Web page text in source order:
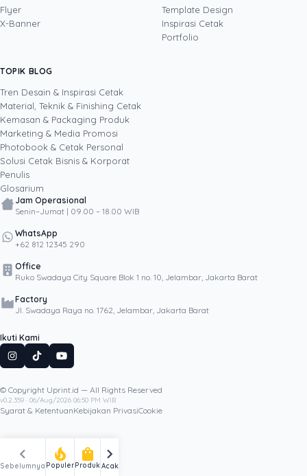
marketing, serta pemrograman dan AI. Ia
memahami bisnis cetak langsung dari lantai
produksi sampai baris kode, dari menghitung
sampai kemasan produk, selalu dengan
kacamata data dan dampak bisnis nyata.
Popular
Artikel Lainnya
Flyer
X-Banner
Template Design
Inspirasi Cetak
Portfolio
TOPIK BLOG
Tren Desain & Inspirasi Cetak
Material, Teknik & Finishing Cetak
Kemasan & Packaging Produk
Marketing & Media Promosi
Photobook & Cetak Personal
Solusi Cetak Bisnis & Korporat
Penulis
Glosarium
Jam Operasional
Senin–Jumat | 09.00 – 18.00 WIB
WhatsApp
+62 812 12345 290
Office
Ruko Swadaya City Square Blok 1 no. 10, Jelambar, Jakarta Barat
Factory
Jl. Swadaya Raya no. 1762, Jelambar, Jakarta Barat
Ikuti Kami
© Copyright Uprint.id — All Rights Reserved
v0.2.359 · 06/Aug/2026 06:50 PM WIB
Syarat & KetentuanKebijakan PrivasiCookie
chevron_left
Sebelumnya
local_fire_department
Populer
shopping_bag
Produk
chevron_right
Acak